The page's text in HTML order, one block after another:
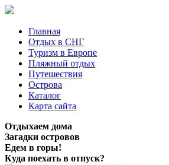
Главная
Отдых в СНГ
Туризм в Европе
Пляжный отдых
Путешествия
Острова
Каталог
Карта сайта
Отдыхаем дома
Загадки островов
Едем в горы!
Куда поехать в отпуск?